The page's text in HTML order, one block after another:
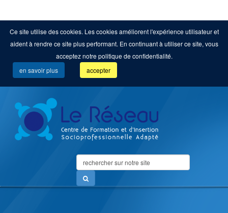
Ce site utilise des cookies. Les cookies améliorent l'expérience utilisateur et
aident à rendre ce site plus performant. En continuant à utiliser ce site, vous
acceptez notre politique de confidentialité.
en savoir plus
accepter
Search
...